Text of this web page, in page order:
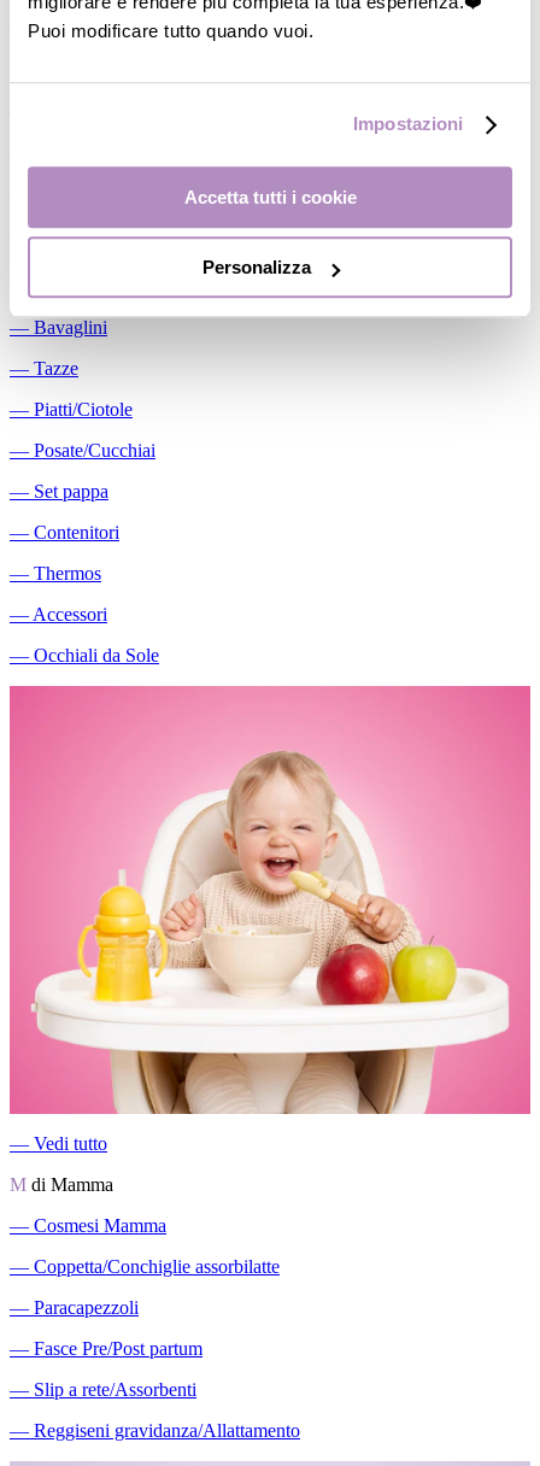
Puoi modificare tutto quando vuoi.
Impostazioni
Accetta tutti i cookie
Personalizza
―Succhietti
Conservalatte Materno
―Massaggiagengive
― Bavaglini
― Tazze
― Piatti/Ciotole
― Posate/Cucchiai
― Set pappa
― Contenitori
― Thermos
― Accessori
― Occhiali da Sole
― Vedi tutto
M di Mamma
― Cosmesi Mamma
― Coppetta/Conchiglie assorbilatte
― Paracapezzoli
― Fasce Pre/Post partum
― Slip a rete/Assorbenti
― Reggiseni gravidanza/Allattamento